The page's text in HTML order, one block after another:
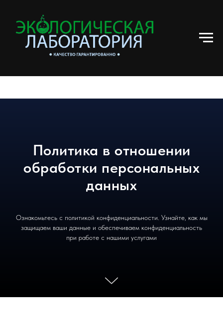
Политика в отношении
обработки персональных
данных
Ознакомьтесь с политикой конфиденциальности. Узнайте, как мы
защищаем ваши данные и обеспечиваем конфиденциальность
при работе с нашими услугами